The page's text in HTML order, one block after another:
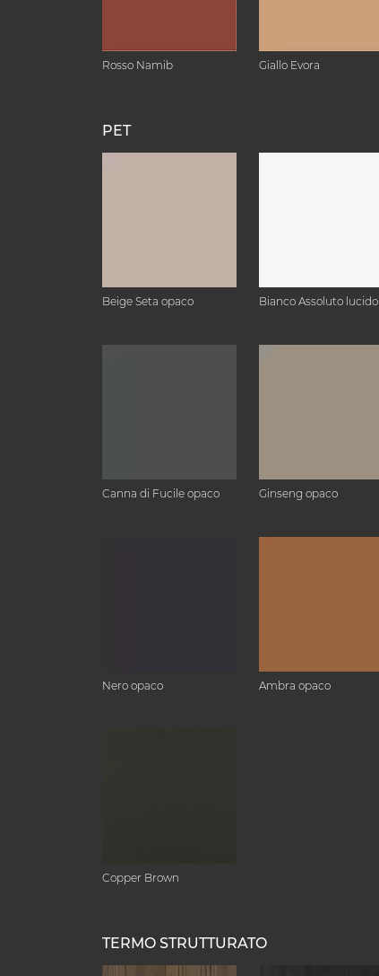
Rosso Namib Giallo Evora
PET
Beige Seta opaco Bianco Assoluto lucido
Canna di Fucile opaco Ginseng opaco
Nero opaco Ambra opaco
Copper Brown
TERMO STRUTTURATO